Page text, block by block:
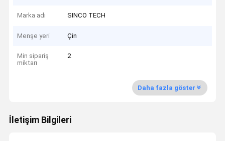
Marka adı SINCO TECH
Menşe yeri Çin
Min sipariş
miktarı
2
Daha fazla göster
İletişim Bilgileri